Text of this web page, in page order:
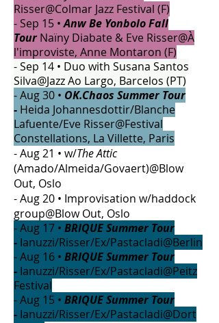
Risser@Colmar Jazz Festival (F)
- Sep 15 •Anw Be Yonbolo Fall
TourNaïny Diabate & Eve Risser@À
l'improviste, Anne Montaron (F)
- Sep 14 • Duo with Susana Santos
Silva@Jazz Ao Largo, Barcelos (PT)
- Aug 30 • OK.Chaos Summer Tour
- Heida Johannesdottir/Blanche
Lafuente/Eve Risser@Festival
Constellations, La Villette, Paris
- Aug 21 • w/The Attic
(Amado/Almeida/Govaert)@Blow
Out, Oslo
- Aug 20 • Improvisation w/haddock
group@Blow Out, Oslo
- Aug 17 • BRIQUE Summer Tour
- Ianuzzi/Risser/Ex/Pastacladi@Berlin
- Aug 16 • BRIQUE Summer Tour
- Ianuzzi/Risser/Ex/Pastacladi@Peitz
Festival
- Aug 15 • BRIQUE Summer Tour
- Ianuzzi/Risser/Ex/Pastacladi@Dort